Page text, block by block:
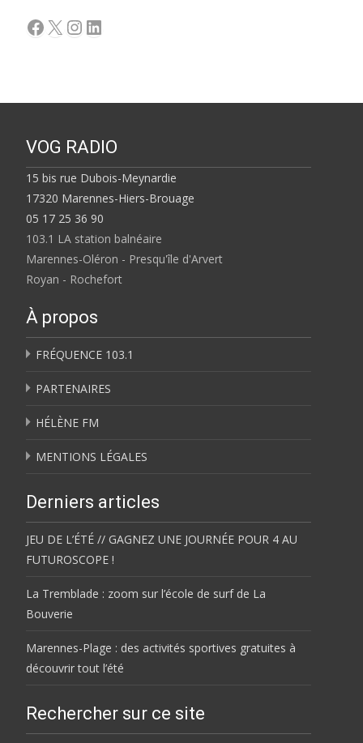
Facebook
X Instagram
LinkedIn
VOG RADIO
15 bis rue Dubois-Meynardie
17320 Marennes-Hiers-Brouage
05 17 25 36 90
103.1 LA station balnéaire
Marennes-Oléron - Presqu'île d'Arvert
Royan - Rochefort
À propos
FRÉQUENCE 103.1
PARTENAIRES
HÉLÈNE FM
MENTIONS LÉGALES
Derniers articles
JEU DE L’ÉTÉ // GAGNEZ UNE JOURNÉE POUR 4 AU
FUTUROSCOPE !
La Tremblade : zoom sur l’école de surf de La
Bouverie
Marennes-Plage : des activités sportives gratuites à
découvrir tout l’été
Rechercher sur ce site